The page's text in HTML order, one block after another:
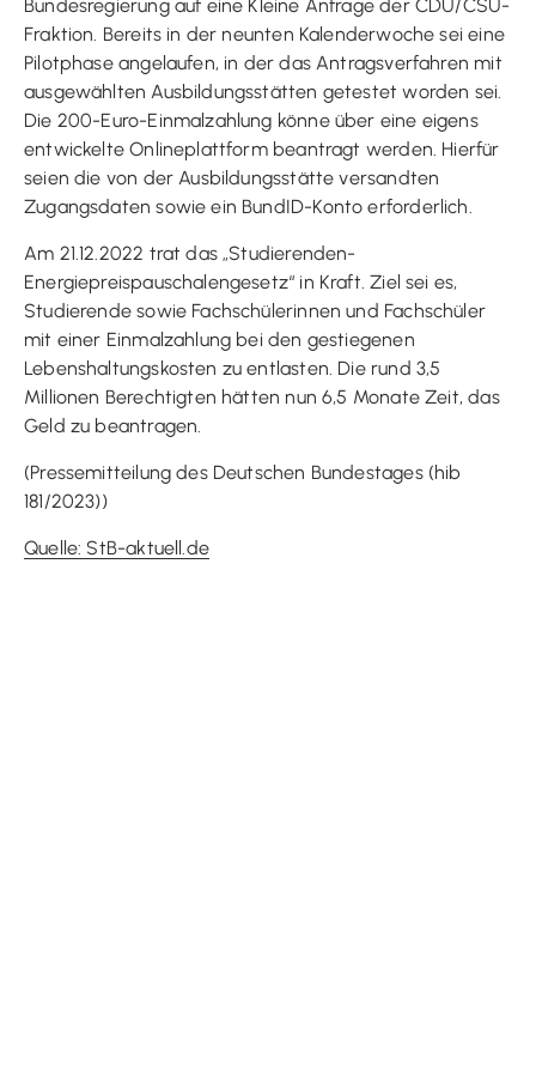
Bundesregierung auf eine Kleine Anfrage der CDU/CSU-
Fraktion. Bereits in der neunten Kalenderwoche sei eine
Pilotphase angelaufen, in der das Antragsverfahren mit
ausgewählten Ausbildungsstätten getestet worden sei.
Die 200-Euro-Einmalzahlung könne über eine eigens
entwickelte Onlineplattform beantragt werden. Hierfür
seien die von der Ausbildungsstätte versandten
Zugangsdaten sowie ein BundID-Konto erforderlich.
Am 21.12.2022 trat das „Studierenden-
Energiepreispauschalengesetz“ in Kraft. Ziel sei es,
Studierende sowie Fachschülerinnen und Fachschüler
mit einer Einmalzahlung bei den gestiegenen
Lebenshaltungskosten zu entlasten. Die rund 3,5
Millionen Berechtigten hätten nun 6,5 Monate Zeit, das
Geld zu beantragen.
(Pressemitteilung des Deutschen Bundestages (hib
181/2023))
Quelle: StB-aktuell.de